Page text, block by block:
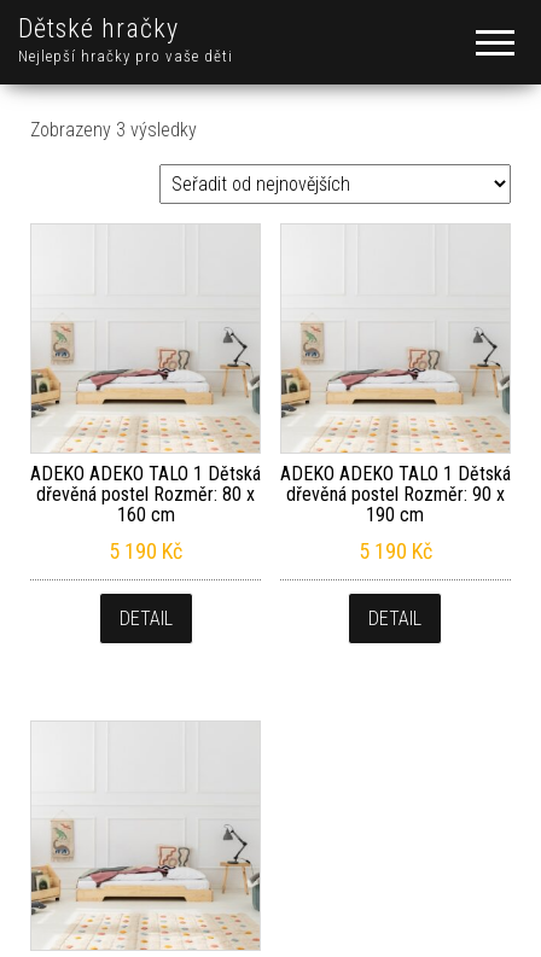
Dětské hračky
Nejlepší hračky pro vaše děti
Zobrazeny 3 výsledkySeřazeno od nejnovějších
ADEKO ADEKO TALO 1 Dětská
dřevěná postel Rozměr: 80 x
160 cm
5 190 Kč
DETAIL
ADEKO ADEKO TALO 1 Dětská
dřevěná postel Rozměr: 90 x
190 cm
5 190 Kč
DETAIL